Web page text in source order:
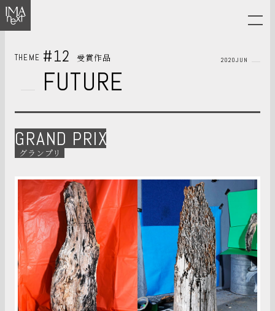
THEME #12 受賞作品 2020JUN
FUTURE
GRAND PRIX
グランプリ